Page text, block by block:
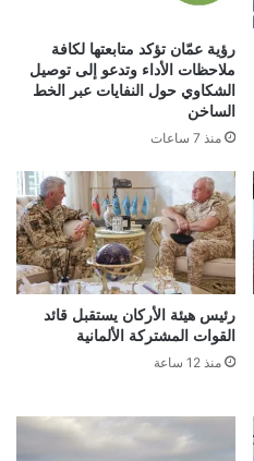
رؤية عمّان تؤكد متابعتها لكافة
ملاحظات الأداء وتدعو إلى توصيل
الشكاوي حول النفايات عبر الخط
الساخن
منذ 7 ساعات
رئيس هيئة الأركان يستقبل قائد
القوات المشتركة الألمانية
منذ 12 ساعة